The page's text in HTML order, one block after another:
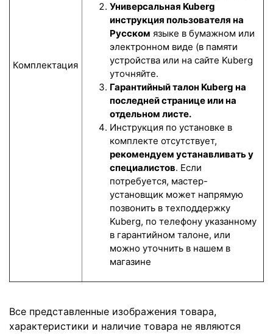
Комплектация
Универсальная Kuberg
инструкция пользователя на
Русском языке в бумажном или
электронном виде (в памяти
устройства или на сайте Kuberg
уточняйте.
Гарантийный талон Kuberg на
последней странице или на
отдельном листе.
Инструкция по установке в
комплекте отсутствует,
рекомендуем устанавливать у
специалистов. Если
потребуется, мастер-
установщик может напрямую
позвонить в техподдержку
Kuberg, по телефону указанному
в гарантийном талоне, или
можно уточнить в нашем в
магазине
Все представленные изображения товара,
характеристики и наличие товара не являются